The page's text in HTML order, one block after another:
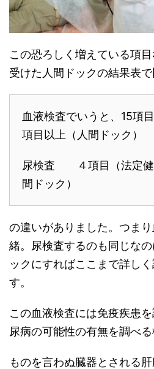
この恐ろしく増えている項
受けた人間ドックの結果表で
血液検査でいうと、15項
項目以上（人間ドック）
尿検査 ４項目（法定健
間ドック）
の違いがありました。つま
緒。尿検査するのも同じな
ックにすればここまで詳し
す。
この血液検査には免疫疾患
尿病の可能性の有無を調べる
ものを言わぬ臓器とされる